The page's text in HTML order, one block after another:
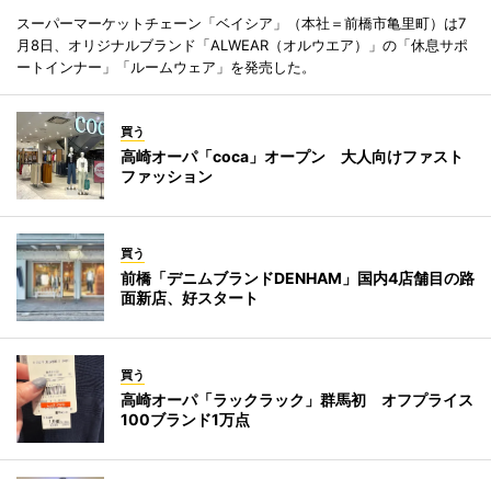
スーパーマーケットチェーン「ベイシア」（本社＝前橋市亀里町）は7
月8日、オリジナルブランド「ALWEAR（オルウエア）」の「休息サポ
ートインナー」「ルームウェア」を発売した。
買う
高崎オーパ「coca」オープン 大人向けファスト
ファッション
買う
前橋「デニムブランドDENHAM」国内4店舗目の路
面新店、好スタート
買う
高崎オーパ「ラックラック」群馬初 オフプライス
100ブランド1万点